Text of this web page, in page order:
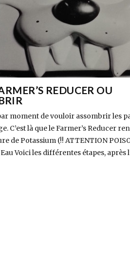
REDUCER OU
moment de vouloir assombrir les
C’est là que le Farmer’s Reducer
de Potassium (!! ATTENTION
Voici les différentes étapes, après